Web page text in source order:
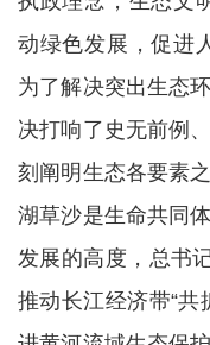
动绿色发展，促进
为了解决突出生态
决打响了史无前例
刻阐明生态各要素
湖草沙是生命共同
发展的高度，总书
推动长江经济带“共